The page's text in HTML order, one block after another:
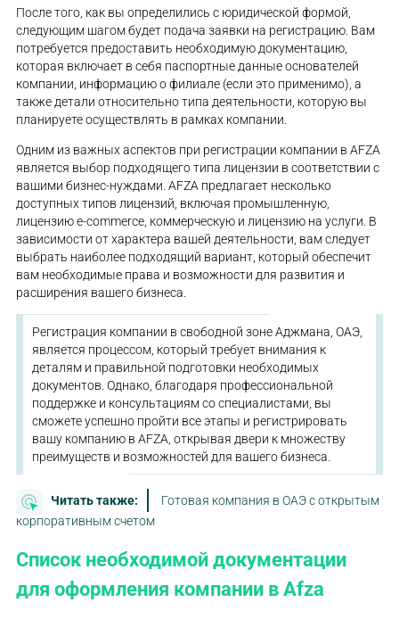
После того, как вы определились с юридической формой,
следующим шагом будет подача заявки на регистрацию. Вам
потребуется предоставить необходимую документацию,
которая включает в себя паспортные данные основателей
компании, информацию о филиале (если это применимо), а
также детали относительно типа деятельности, которую вы
планируете осуществлять в рамках компании.
Одним из важных аспектов при регистрации компании в AFZA
является выбор подходящего типа лицензии в соответствии с
вашими бизнес-нуждами. AFZA предлагает несколько
доступных типов лицензий, включая промышленную,
лицензию e-commerce, коммерческую и лицензию на услуги. В
зависимости от характера вашей деятельности, вам следует
выбрать наиболее подходящий вариант, который обеспечит
вам необходимые права и возможности для развития и
расширения вашего бизнеса.
Регистрация компании в свободной зоне Аджмана, ОАЭ,
является процессом, который требует внимания к
деталям и правильной подготовки необходимых
документов. Однако, благодаря профессиональной
поддержке и консультациям со специалистами, вы
сможете успешно пройти все этапы и регистрировать
вашу компанию в AFZA, открывая двери к множеству
преимуществ и возможностей для вашего бизнеса.
Читать также:
Готовая компания в ОАЭ с открытым
корпоративным счетом
Список необходимой документации
для оформления компании в Afza